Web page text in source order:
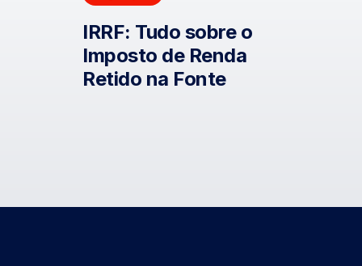
IRRF: Tudo sobre o
Imposto de Renda
Retido na Fonte